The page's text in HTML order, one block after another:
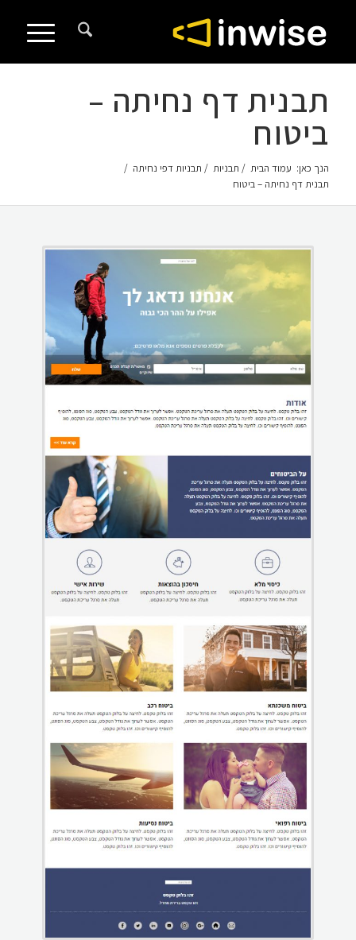
תבנית דף נחיתה –
ביטוח
הנך כאן: עמוד הבית / תבניות / תבניות דפי נחיתה /
תבנית דף נחיתה – ביטוח